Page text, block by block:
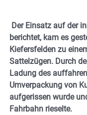
Der Einsatz auf der
berichtet, kam es
Kiefersfelden zu
Sattelzügen. Durch
Ladung des
Umverpackung von
aufgerissen wurde
Fahrbahn rieselte.